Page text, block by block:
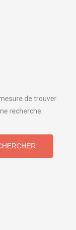
de trouver
recherche.